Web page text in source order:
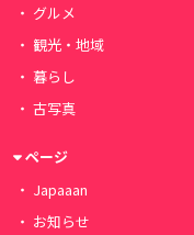
グルメ
観光・地域
暮らし
古写真
ページ
Japaaan
お知らせ